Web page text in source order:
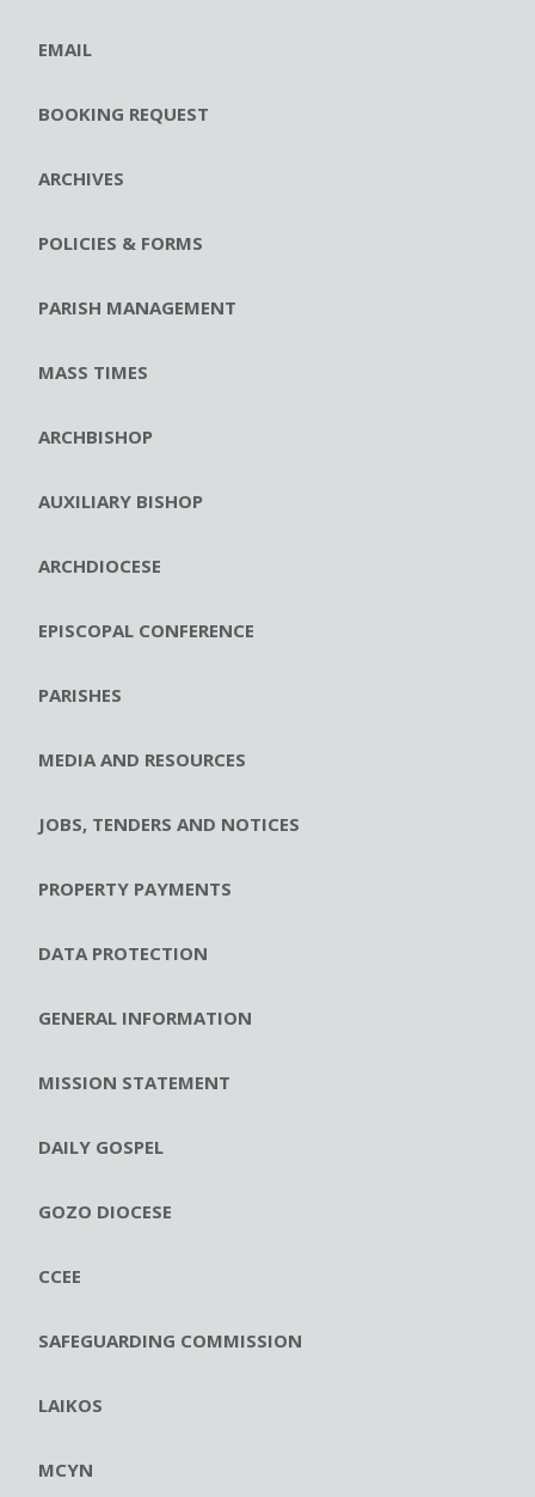
EMAIL
BOOKING REQUEST
ARCHIVES
POLICIES & FORMS
PARISH MANAGEMENT
MASS TIMES
ARCHBISHOP
AUXILIARY BISHOP
ARCHDIOCESE
EPISCOPAL CONFERENCE
PARISHES
MEDIA AND RESOURCES
JOBS, TENDERS AND NOTICES
PROPERTY PAYMENTS
DATA PROTECTION
GENERAL INFORMATION
MISSION STATEMENT
DAILY GOSPEL
GOZO DIOCESE
CCEE
SAFEGUARDING COMMISSION
LAIKOS
MCYN